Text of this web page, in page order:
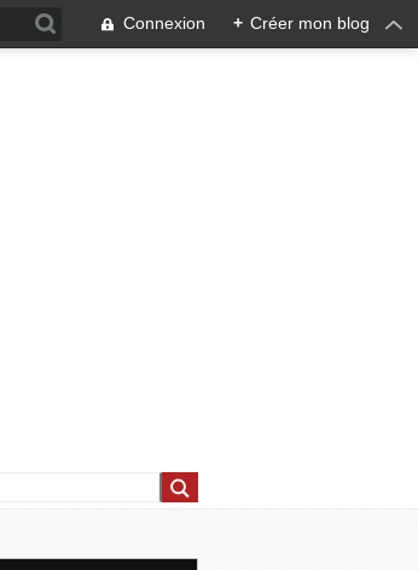
Connexion + Créer mon blog